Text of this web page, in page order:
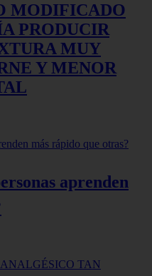
MODIFICADO
PRODUCIR
MUY
Y MENOR
aprenden